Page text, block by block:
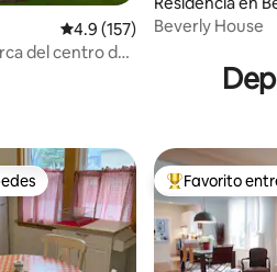
Calificación promedio: 4.9 de
4.9 (157)
del centro de
Beverly House
entre huéspedes De los mejores
Favorito